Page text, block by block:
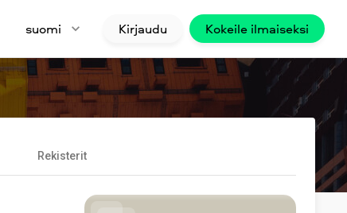
suomi Kirjaudu Kokeile ilmaiseksi
Rekisterit